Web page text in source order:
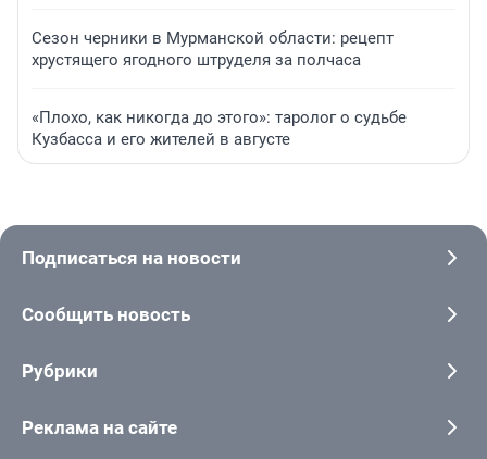
Сезон черники в Мурманской области: рецепт
хрустящего ягодного штруделя за полчаса
«Плохо, как никогда до этого»: таролог о судьбе
Кузбасса и его жителей в августе
Подписаться на новости
Сообщить новость
Рубрики
Реклама на сайте